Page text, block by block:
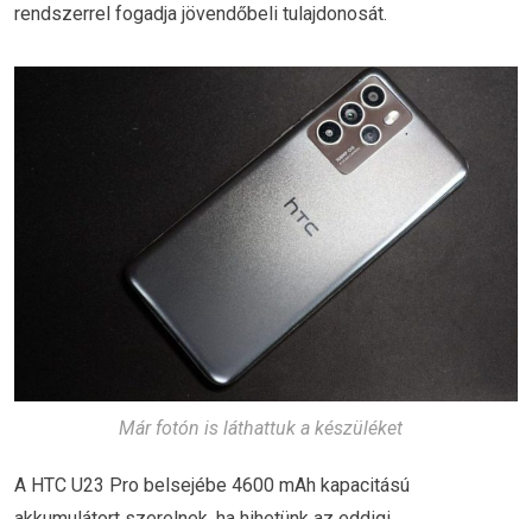
rendszerrel fogadja jövendőbeli tulajdonosát.
Már fotón is láthattuk a készüléket
A HTC U23 Pro belsejébe 4600 mAh kapacitású